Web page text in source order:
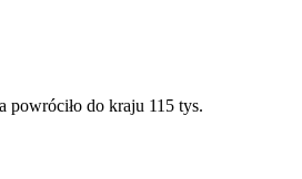
powróciło do kraju 115 tys.